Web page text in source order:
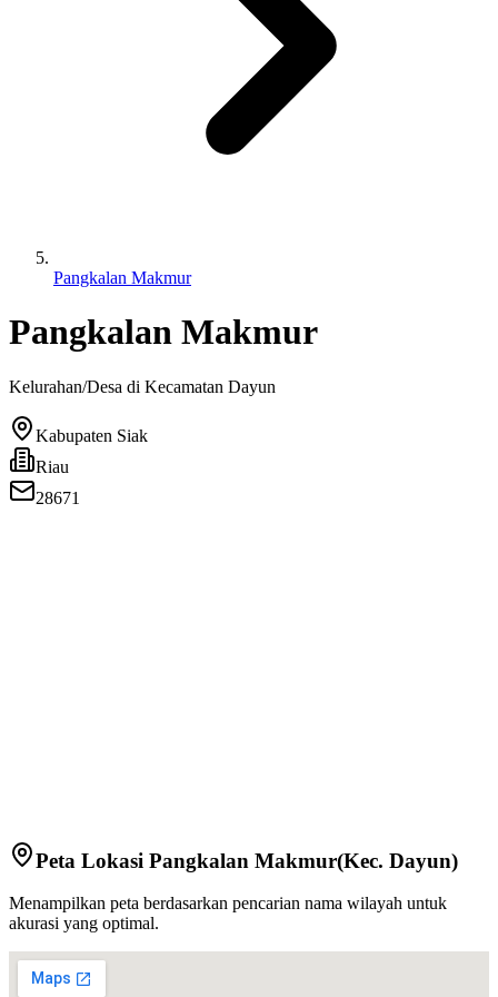
Pangkalan Makmur
Pangkalan Makmur
Kelurahan/Desa di Kecamatan Dayun
Kabupaten Siak
Riau
28671
Peta Lokasi Pangkalan Makmur(Kec. Dayun)
Menampilkan peta berdasarkan pencarian nama wilayah untuk
akurasi yang optimal.